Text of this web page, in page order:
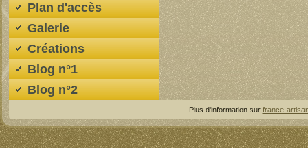
Plan d'accès
Galerie
Créations
Blog n°1
Blog n°2
Plus d'information sur france-